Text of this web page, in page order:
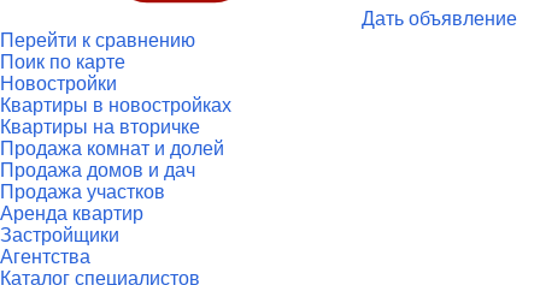
Дать объявление
Перейти к сравнению
Поик по карте
Новостройки
Квартиры в новостройках
Квартиры на вторичке
Продажа комнат и долей
Продажа домов и дач
Продажа участков
Аренда квартир
Застройщики
Агентства
Каталог специалистов